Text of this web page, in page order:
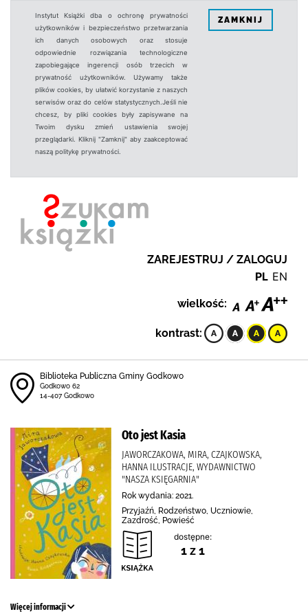
Instytut Książki dba o ochronę prywatności
użytkowników i bezpieczeństwo przetwarzania
ich danych osobowych oraz stosuje
odpowiednie rozwiązania technologiczne
zapobiegające ingerencji osób trzecich w
prywatność użytkowników. Używamy także
plików cookies, by ułatwić korzystanie z naszych
serwisów oraz do celów statystycznych.Jeśli nie
chcesz, by pliki cookies były zapisywane na
Twoim dysku zmień ustawienia swojej
przeglądarki. Kliknij "Zamknij" aby zaakceptować
naszą politykę prywatności.
ZAMKNIJ
ZAREJESTRUJ / ZALOGUJ
PL EN
wielkość:
kontrast:
Biblioteka Publiczna Gminy Godkowo
Godkowo 62
14-407 Godkowo
Oto jest Kasia
JAWORCZAKOWA, MIRA, CZAJKOWSKA,
HANNA ILUSTRACJE, WYDAWNICTWO
"NASZA KSIĘGARNIA"
Rok wydania: 2021.
Przyjaźń, Rodzeństwo, Uczniowie,
Zazdrość, Powieść
dostępne:
1 z 1
Więcej informacji